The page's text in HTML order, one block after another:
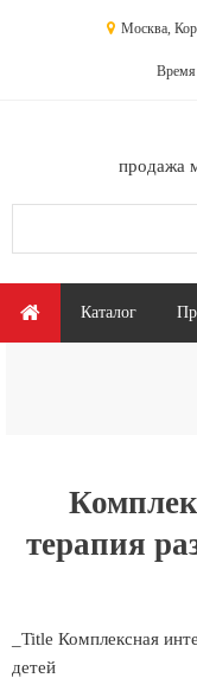
Москва,
Время
продажа
Главное меню
Каталог
терапия
_Title Комплексная
детей